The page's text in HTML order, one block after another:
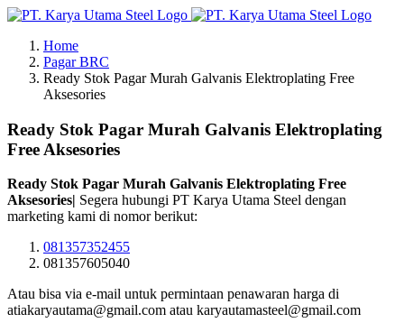
Skip
contentHome
Pagar BRC
Ready Stok Pagar Murah Galvanis Elektroplating Free
Aksesories
Ready Stok Pagar Murah Galvanis Elektroplating
Free Aksesories
Ready Stok Pagar Murah Galvanis Elektroplating Free
Aksesories| Segera hubungi PT Karya Utama Steel dengan
marketing kami di nomor berikut:
081357352455
081357605040
Atau bisa via e-mail untuk permintaan penawaran harga di
atiakaryautama@gmail.com atau karyautamasteel@gmail.com